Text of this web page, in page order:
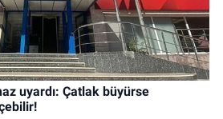
uyardı: Çatlak büyürse